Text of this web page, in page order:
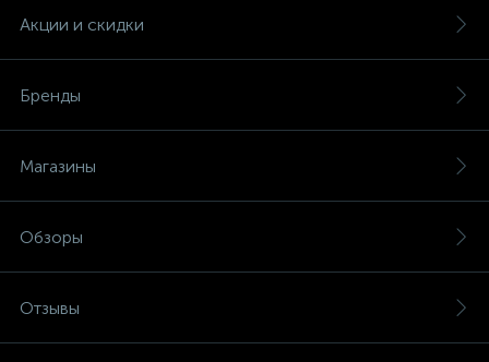
Акции и скидки
Бренды
Магазины
Обзоры
Отзывы